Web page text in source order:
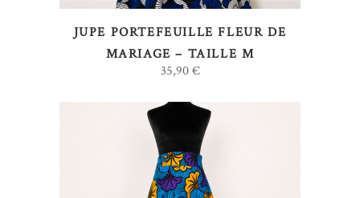
JUPE PORTEFEUILLE FLEUR DE
MARIAGE – TAILLE M
35,90€